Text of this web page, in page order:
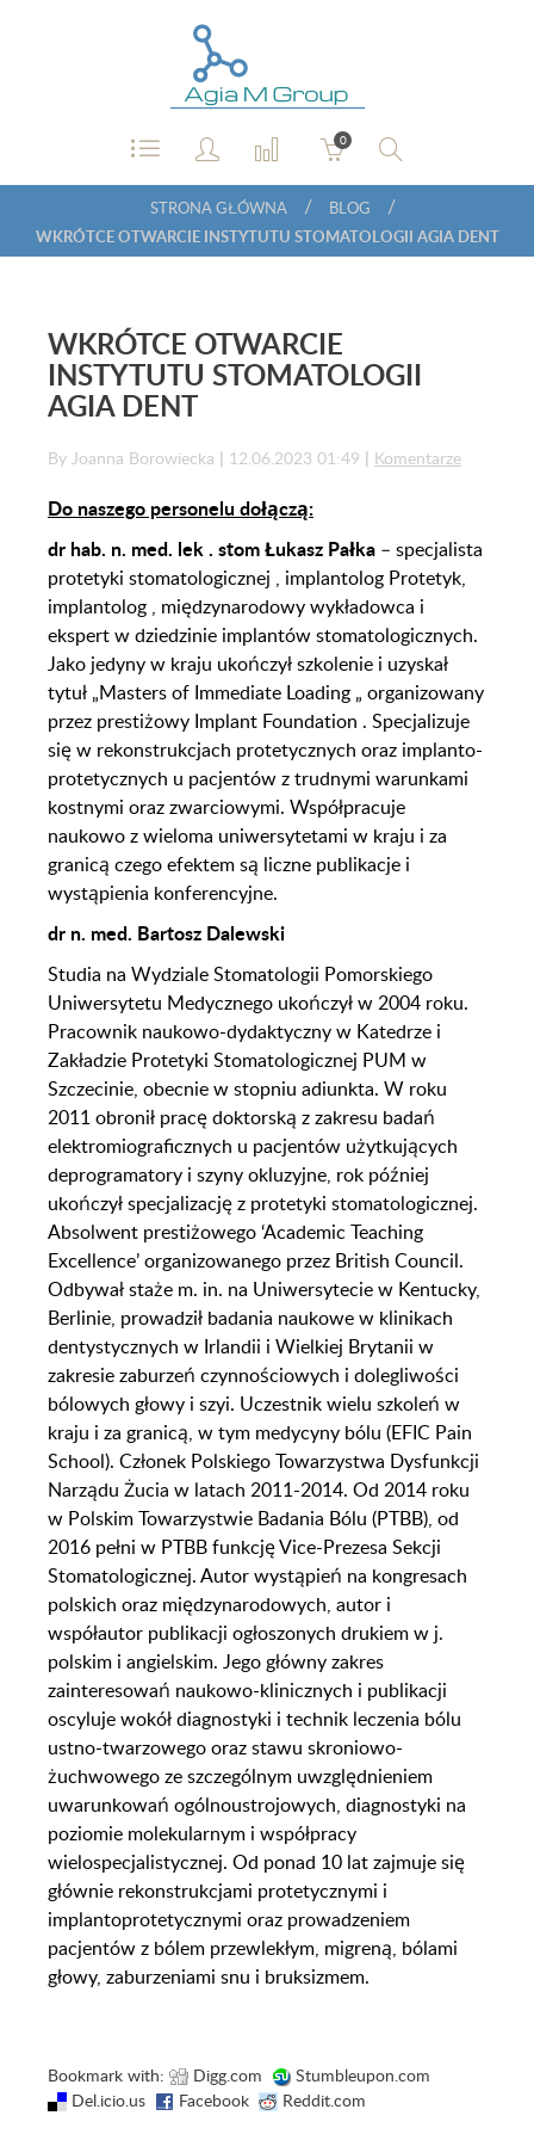
0
STRONA GŁÓWNA / BLOG /
WKRÓTCE OTWARCIE INSTYTUTU STOMATOLOGII AGIA DENT
WKRÓTCE OTWARCIE
INSTYTUTU STOMATOLOGII
AGIA DENT
By Joanna Borowiecka | 12.06.2023 01:49 | Komentarze
Do naszego personelu dołączą:
dr hab. n. med. lek . stom Łukasz Pałka – specjalista
protetyki stomatologicznej , implantolog Protetyk,
implantolog , międzynarodowy wykładowca i
ekspert w dziedzinie implantów stomatologicznych.
Jako jedyny w kraju ukończył szkolenie i uzyskał
tytuł „Masters of Immediate Loading „ organizowany
przez prestiżowy Implant Foundation . Specjalizuje
się w rekonstrukcjach protetycznych oraz implanto-
protetycznych u pacjentów z trudnymi warunkami
kostnymi oraz zwarciowymi. Współpracuje
naukowo z wieloma uniwersytetami w kraju i za
granicą czego efektem są liczne publikacje i
wystąpienia konferencyjne.
dr n. med. Bartosz Dalewski
Studia na Wydziale Stomatologii Pomorskiego
Uniwersytetu Medycznego ukończył w 2004 roku.
Pracownik naukowo-dydaktyczny w Katedrze i
Zakładzie Protetyki Stomatologicznej PUM w
Szczecinie, obecnie w stopniu adiunkta. W roku
2011 obronił pracę doktorską z zakresu badań
elektromiograficznych u pacjentów użytkujących
deprogramatory i szyny okluzyjne, rok później
ukończył specjalizację z protetyki stomatologicznej.
Absolwent prestiżowego ‘Academic Teaching
Excellence’ organizowanego przez British Council.
Odbywał staże m. in. na Uniwersytecie w Kentucky,
Berlinie, prowadził badania naukowe w klinikach
dentystycznych w Irlandii i Wielkiej Brytanii w
zakresie zaburzeń czynnościowych i dolegliwości
bólowych głowy i szyi. Uczestnik wielu szkoleń w
kraju i za granicą, w tym medycyny bólu (EFIC Pain
School). Członek Polskiego Towarzystwa Dysfunkcji
Narządu Żucia w latach 2011-2014. Od 2014 roku
w Polskim Towarzystwie Badania Bólu (PTBB), od
2016 pełni w PTBB funkcję Vice-Prezesa Sekcji
Stomatologicznej. Autor wystąpień na kongresach
polskich oraz międzynarodowych, autor i
współautor publikacji ogłoszonych drukiem w j.
polskim i angielskim. Jego główny zakres
zainteresowań naukowo-klinicznych i publikacji
oscyluje wokół diagnostyki i technik leczenia bólu
ustno-twarzowego oraz stawu skroniowo-
żuchwowego ze szczególnym uwzględnieniem
uwarunkowań ogólnoustrojowych, diagnostyki na
poziomie molekularnym i współpracy
wielospecjalistycznej. Od ponad 10 lat zajmuje się
głównie rekonstrukcjami protetycznymi i
implantoprotetycznymi oraz prowadzeniem
pacjentów z bólem przewlekłym, migreną, bólami
głowy, zaburzeniami snu i bruksizmem.
Bookmark with: Digg.com
Stumbleupon.com
Del.icio.us
Facebook Reddit.com